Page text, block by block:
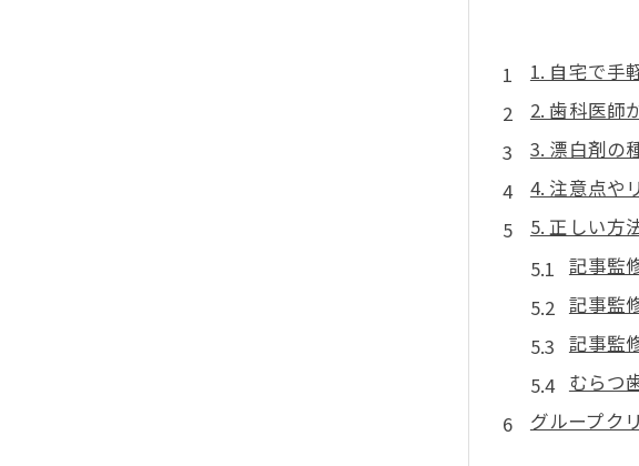
1. 自宅で手
2. 歯科医師
3. 漂白剤の
4. 注意点や
5. 正しい方
記事監
記事監
記事監
むらつ
グループク